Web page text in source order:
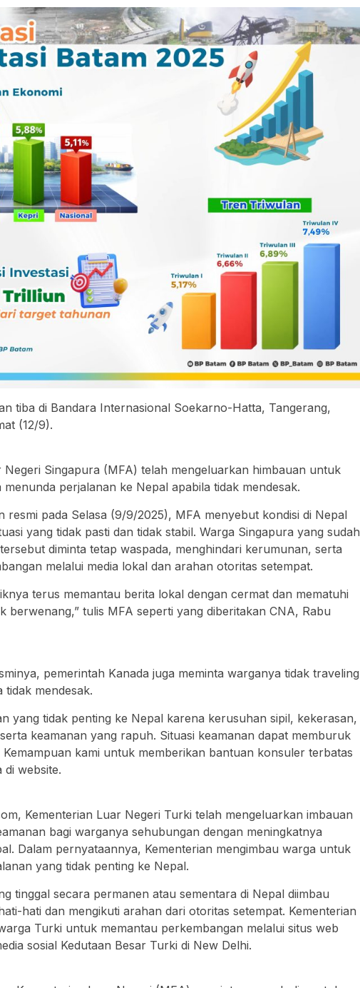
tiba di Bandara Internasional Soekarno-Hatta, Tangerang,
(12/9).
Negeri Singapura (MFA) telah mengeluarkan himbauan untuk
perjalanan ke Nepal apabila tidak mendesak.
resmi pada Selasa (9/9/2025), MFA menyebut kondisi di Nepal
yang tidak pasti dan tidak stabil. Warga Singapura yang sudah
diminta tetap waspada, menghindari kerumunan, serta
melalui media lokal dan arahan otoritas setempat.
terus memantau berita lokal dengan cermat dan mematuhi
berwenang,” tulis MFA seperti yang diberitakan CNA, Rabu
pemerintah Kanada juga meminta warganya tidak traveling
mendesak.
yang tidak penting ke Nepal karena kerusuhan sipil, kekerasan,
keamanan yang rapuh. Situasi keamanan dapat memburuk
kami untuk memberikan bantuan konsuler terbatas
di website.
Kementerian Luar Negeri Turki telah mengeluarkan imbauan
bagi warganya sehubungan dengan meningkatnya
Dalam pernyataannya, Kementerian mengimbau warga untuk
yang tidak penting ke Nepal.
tinggal secara permanen atau sementara di Nepal diimbau
hati dan mengikuti arahan dari otoritas setempat. Kementerian
Turki untuk memantau perkembangan melalui situs web
sosial Kedutaan Besar Turki di New Delhi.